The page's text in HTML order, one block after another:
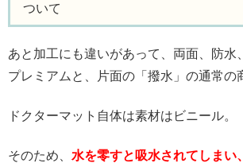
ついて
あと加工にも違いがあって、両面、防水
プレミアムと、片面の「撥水」の通常の
ドクターマット自体は素材はビニール。
そのため、 水を零すと吸水されてしまい